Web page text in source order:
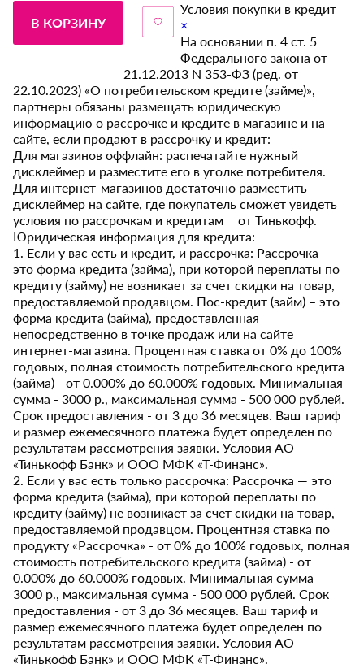
В КОРЗИНУ
Условия покупки в кредит
×
На основании п. 4 ст. 5
Федерального закона от
21.12.2013 N 353-ФЗ (ред. от
22.10.2023) «О потребительском кредите (займе)»,
партнеры обязаны размещать юридическую
информацию о рассрочке и кредите в магазине и на
сайте, если продают в рассрочку и кредит:
Для магазинов оффлайн: распечатайте нужный
дисклеймер и разместите его в уголке потребителя.
Для интернет-магазинов достаточно разместить
дисклеймер на сайте, где покупатель сможет увидеть
условия по рассрочкам и кредитам от Тинькофф.
Юридическая информация для кредита:
1. Если у вас есть и кредит, и рассрочка: Рассрочка —
это форма кредита (займа), при которой переплаты по
кредиту (займу) не возникает за счет скидки на товар,
предоставляемой продавцом. Пос-кредит (займ) – это
форма кредита (займа), предоставленная
непосредственно в точке продаж или на сайте
интернет-магазина. Процентная ставка от 0% до 100%
годовых, полная стоимость потребительского кредита
(займа) - от 0.000% до 60.000% годовых. Минимальная
сумма - 3000 р., максимальная сумма - 500 000 рублей.
Срок предоставления - от 3 до 36 месяцев. Ваш тариф
и размер ежемесячного платежа будет определен по
результатам рассмотрения заявки. Условия АО
«Тинькофф Банк» и ООО МФК «Т-Финанс».
2. Если у вас есть только рассрочка: Рассрочка — это
форма кредита (займа), при которой переплаты по
кредиту (займу) не возникает за счет скидки на товар,
предоставляемой продавцом. Процентная ставка по
продукту «Рассрочка» - от 0% до 100% годовых, полная
стоимость потребительского кредита (займа) - от
0.000% до 60.000% годовых. Минимальная сумма -
3000 р., максимальная сумма - 500 000 рублей. Срок
предоставления - от 3 до 36 месяцев. Ваш тариф и
размер ежемесячного платежа будет определен по
результатам рассмотрения заявки. Условия АО
«Тинькофф Банк» и ООО МФК «Т-Финанс».